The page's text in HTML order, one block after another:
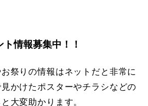
情報募集中！！
祭りの情報はネットだと非常に
かけたポスターやチラシなどの
大変助かります。